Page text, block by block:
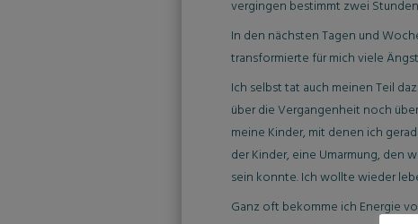
vergingen bestimmt zwei
In den nächsten Tagen und
transformierte für mich viele
Ich selbst tat auch meinen Teil
über die Vergangenheit noch
meine Kinder, mit denen ich
der Kinder, eine Umarmung, den
sein konnte. Ich wollte wieder
Ganz oft bekomme ich Energie